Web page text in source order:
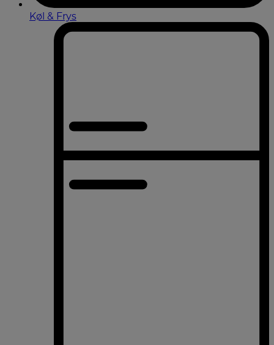
Køl & Frys